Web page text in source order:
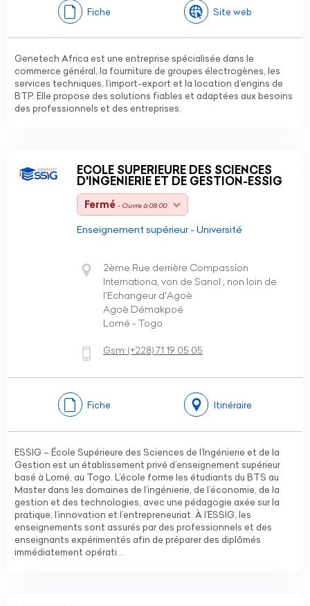
Fiche Site web
Genetech Africa est une entreprise spécialisée dans le
commerce général, la fourniture de groupes électrogènes, les
services techniques, l’import-export et la location d’engins de
BTP. Elle propose des solutions fiables et adaptées aux besoins
des professionnels et des entreprises.
ECOLE SUPERIEURE DES SCIENCES
D'INGENIERIE ET DE GESTION-ESSIG
Fermé - Ouvre à 08:00
Enseignement supérieur - Université
2ème Rue derrière Compassion
Internationa, von de Sanol , non loin de
l'Echangeur d'Agoè
Agoè Démakpoé
Lomé - Togo
Gsm:(+228)71 19 05 05
Fiche Itinéraire
ESSIG – École Supérieure des Sciences de l’Ingénierie et de la
Gestion est un établissement privé d’enseignement supérieur
basé à Lomé, au Togo. L’école forme les étudiants du BTS au
Master dans les domaines de l’ingénierie, de l’économie, de la
gestion et des technologies, avec une pédagogie axée sur la
pratique, l’innovation et l’entrepreneuriat. À l’ESSIG, les
enseignements sont assurés par des professionnels et des
enseignants expérimentés afin de préparer des diplômés
immédiatement opérati...